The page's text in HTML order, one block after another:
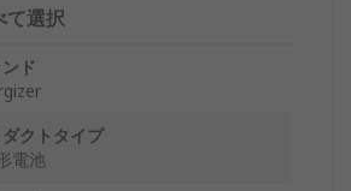
て選択
ド
クトタイプ
電池